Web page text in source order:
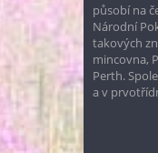
působí na
Národní
takových
mincovna,
Perth.
a v